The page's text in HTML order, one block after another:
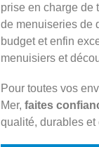
prise en charge de
de menuiseries de
budget et enfin
menuisiers et
Pour toutes vos
Mer,faites
qualité, durables et